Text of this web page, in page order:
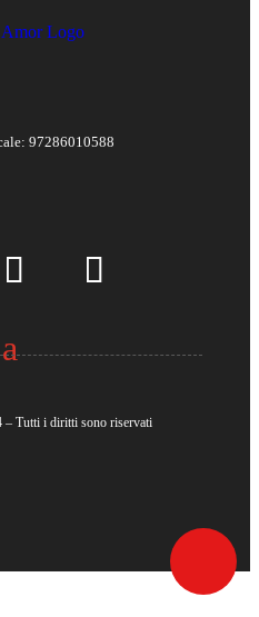
97286010588
– Tutti i diritti sono riservati